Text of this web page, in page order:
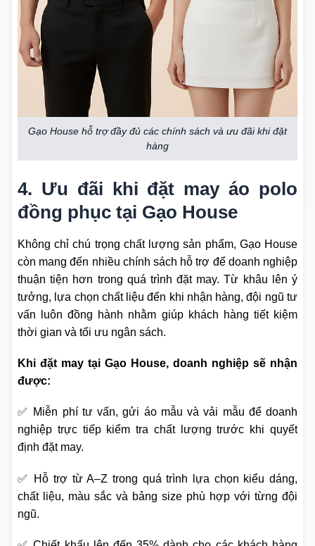
Gạo House hỗ trợ đầy đủ các chính sách và ưu đãi khi đặt
hàng
4. Ưu đãi khi đặt may áo polo
đồng phục tại Gạo House
Không chỉ chú trọng chất lượng sản phẩm, Gạo House
còn mang đến nhiều chính sách hỗ trợ để doanh nghiệp
thuận tiện hơn trong quá trình đặt may. Từ khâu lên ý
tưởng, lựa chọn chất liệu đến khi nhận hàng, đội ngũ tư
vấn luôn đồng hành nhằm giúp khách hàng tiết kiệm
thời gian và tối ưu ngân sách.
Khi đặt may tại Gạo House, doanh nghiệp sẽ nhận
được:
✅ Miễn phí tư vấn, gửi áo mẫu và vải mẫu để doanh
nghiệp trực tiếp kiểm tra chất lượng trước khi quyết
định đặt may.
✅ Hỗ trợ từ A–Z trong quá trình lựa chọn kiểu dáng,
chất liệu, màu sắc và bảng size phù hợp với từng đội
ngũ.